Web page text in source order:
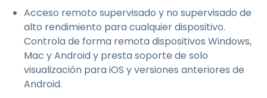
Acceso remoto supervisado y no supervisado de
alto rendimiento para cualquier dispositivo.
Controla de forma remota dispositivos Windows,
Mac y Android y presta soporte de solo
visualización para iOS y versiones anteriores de
Android.